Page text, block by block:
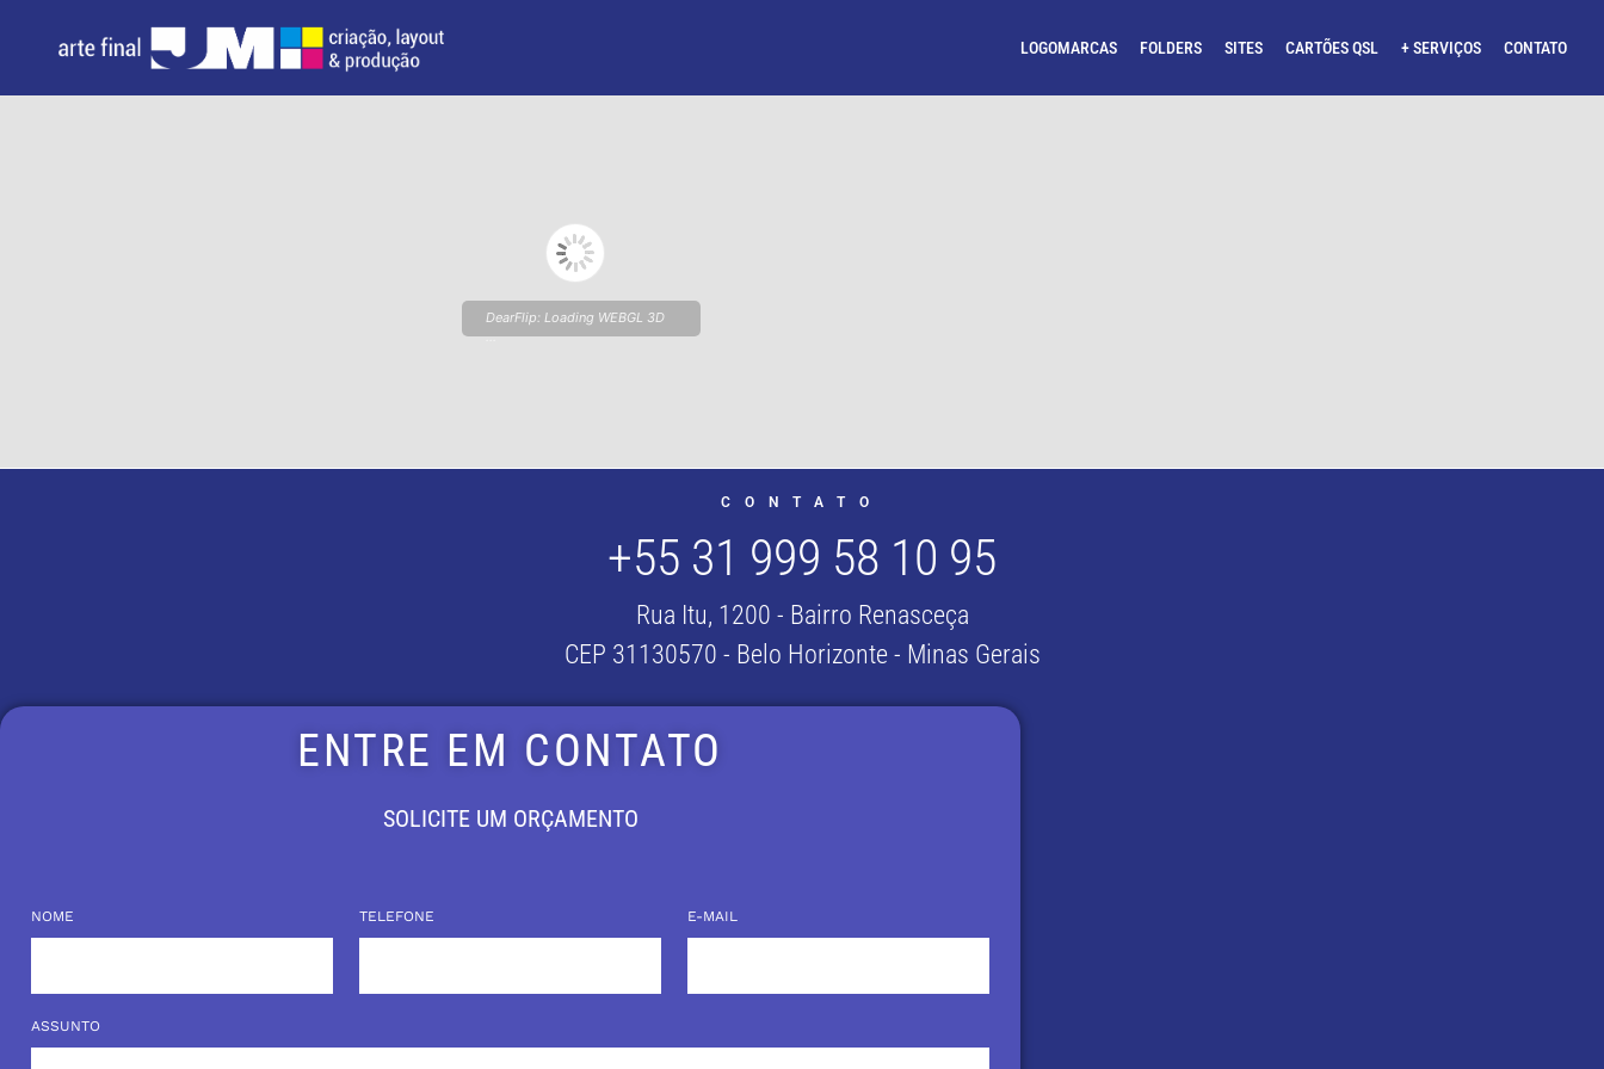
LOGOMARCAS FOLDERS SITES CARTÕES QSL + SERVIÇOS CONTATO
DearFlip WordPress
DearFlip: Loading WEBGL 3D
...
CONTATO
+55 31 999 58 10 95
Rua Itu, 1200 - Bairro Renasceça
CEP 31130570 - Belo Horizonte - Minas Gerais
ENTRE EM CONTATO
SOLICITE UM ORÇAMENTO
NOME TELEFONE E-MAIL
ASSUNTO